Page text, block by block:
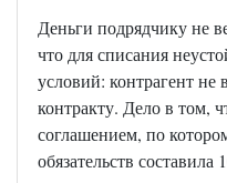
Деньги подрядчику не
что для списания
условий: контрагент
контракту. Дело в том,
соглашением, по
обязательств составила